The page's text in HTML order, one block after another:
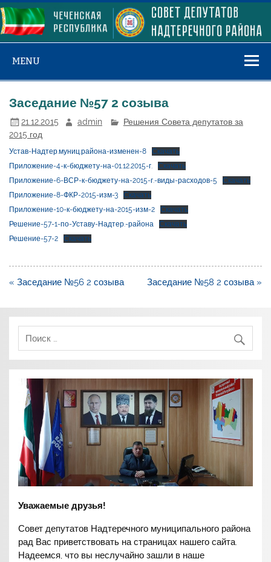
Skip
to
content
MENU
Заседание №57 2 созыва
21.12.2015 admin
Решения Совета депутатов за
2015 год
Устав-Надтер.муниц.района-изменен-8
Скачать
Приложение-4-к-бюджету-на-01.12.2015-г.
Скачать
Приложение-6-ВСР-к-бюджету-на-2015-г.-виды-расходов-5
Скачать
Приложение-8-ФКР-2015-изм-3
Скачать
Приложение-10-к-бюджету-на-2015-изм-2
Скачать
Решение-57-1-по-Уставу-Надтер.-района
Скачать
Решение-57-2
Скачать
Навигация
записям
« Заседание №56 2 созыва Заседание №58 2 созыва »
Уважаемые друзья!
Совет депутатов Надтеречного муниципального района
рад Вас приветствовать на страницах нашего сайта.
Надеемся, что вы неслучайно зашли в наше